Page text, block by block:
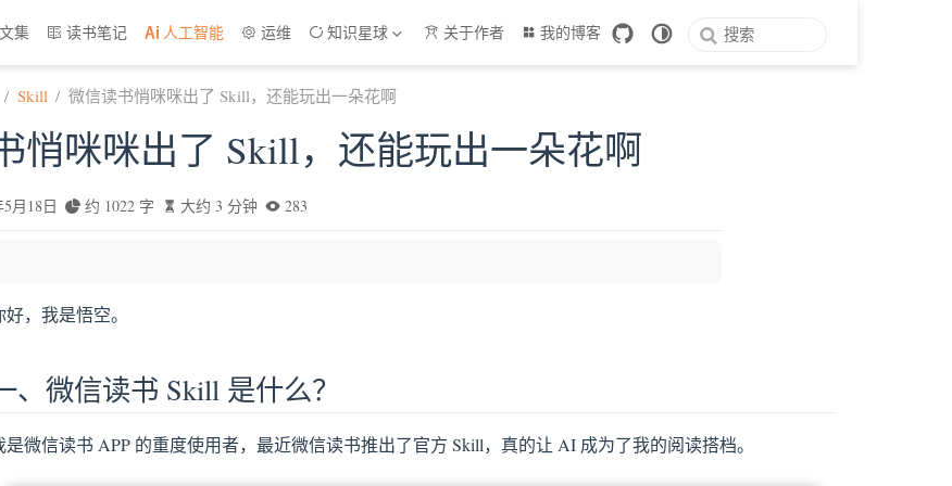
集 读书笔记 人工智能 运维 知识星球 关于作者 我的博客
Skill 微信读书悄咪咪出了 Skill，还能玩出一朵花啊
悄咪咪出了 Skill，还能玩出一朵花啊
月18日 约 1022 字 大约 3 分钟 283
生成10年阅读报告
快速了解一本书
我的阅读旅程
好，我是悟空。
、微信读书 Skill 是什么？
是微信读书 APP 的重度使用者，最近微信读书推出了官方 Skill，真的让 AI 成为了我的阅读搭档。